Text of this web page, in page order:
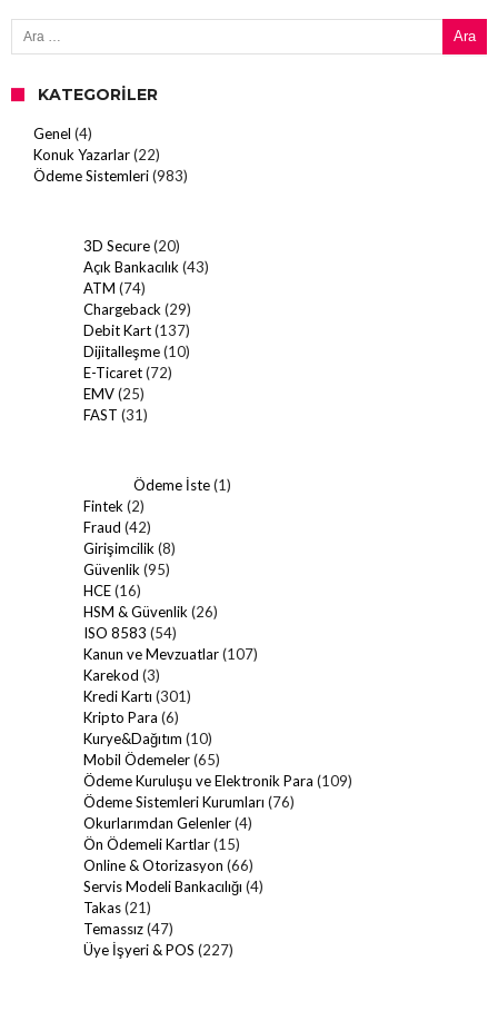
Arama:
KATEGORILER
Genel (4)
Konuk Yazarlar(22)
Ödeme Sistemleri(983)
3D Secure(20)
Açık Bankacılık (43)
ATM (74)
Chargeback (29)
Debit Kart(137)
Dijitalleşme(10)
E-Ticaret(72)
EMV(25)
FAST (31)
Ödeme İste(1)
Fintek (2)
Fraud (42)
Girişimcilik (8)
Güvenlik (95)
HCE(16)
HSM & Güvenlik (26)
ISO 8583 (54)
Kanun ve Mevzuatlar(107)
Karekod (3)
Kredi Kartı (301)
Kripto Para (6)
Kurye&Dağıtım (10)
Mobil Ödemeler(65)
Ödeme Kuruluşu ve Elektronik Para (109)
Ödeme Sistemleri Kurumları (76)
Okurlarımdan Gelenler(4)
Ön Ödemeli Kartlar(15)
Online & Otorizasyon (66)
Servis Modeli Bankacılığı (4)
Takas(21)
Temassız(47)
Üye İşyeri & POS (227)